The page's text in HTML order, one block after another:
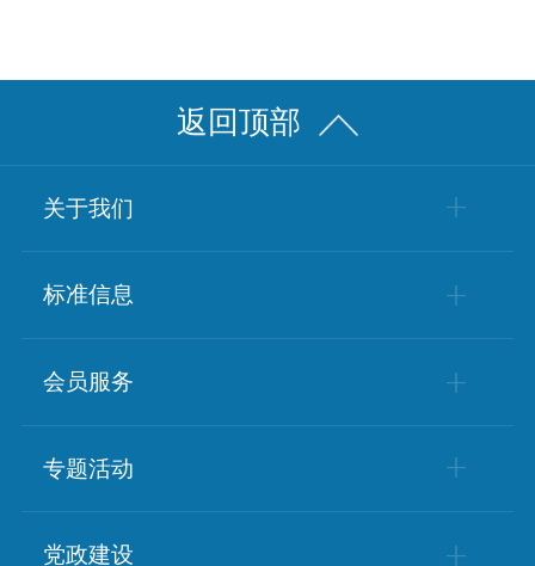
返回顶部
关于我们
学会简介
组织架构
标准信息
标准动态
会员服务
会员风采
专题活动
科普基地
党政建设